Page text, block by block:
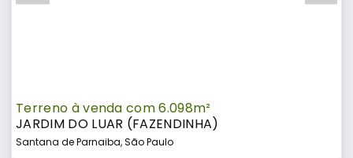
Terreno à venda com 6.098m²
JARDIM DO LUAR (FAZENDINHA)
Santana de Parnaiba, São Paulo